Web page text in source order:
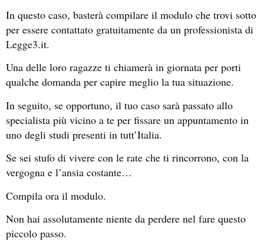
In questo caso, basterà compilare il modulo che trovi sotto
per essere contattato gratuitamente da un professionista di
Legge3.it.
Una delle loro ragazze ti chiamerà in giornata per porti
qualche domanda per capire meglio la tua situazione.
In seguito, se opportuno, il tuo caso sarà passato allo
specialista più vicino a te per fissare un appuntamento in
uno degli studi presenti in tutt’Italia.
Se sei stufo di vivere con le rate che ti rincorrono, con la
vergogna e l’ansia costante…
Compila ora il modulo.
Non hai assolutamente niente da perdere nel fare questo
piccolo passo.